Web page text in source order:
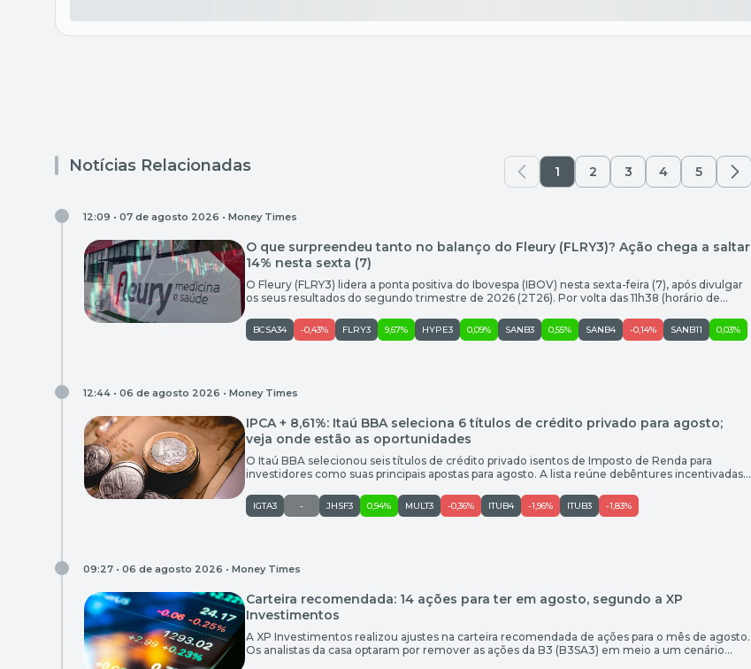
Notícias Relacionadas 1 2 3 4 5
12:09 • 07 de agosto 2026 • Money Times
O que surpreendeu tanto no balanço do Fleury (FLRY3)? Ação chega a saltar
14% nesta sexta (7)
O Fleury (FLRY3) lidera a ponta positiva do Ibovespa (IBOV) nesta sexta-feira (7), após divulgar
os seus resultados do segundo trimestre de 2026 (2T26). Por volta das 11h38 (horário de
19,73). Na avaliação dos analistas, é consenso que o […]
BCSA34 -0,43% FLRY3 9,67% HYPE3 0,09% SANB3 0,55% SANB4 -0,14% SANB11 0,03%
12:44 • 06 de agosto 2026 • Money Times
IPCA + 8,61%: Itaú BBA seleciona 6 títulos de crédito privado para agosto;
veja onde estão as oportunidades
O Itaú BBA selecionou seis títulos de crédito privado isentos de Imposto de Renda para
investidores como suas principais apostas para agosto. A lista reúne debêntures incentivadas,
risco. Entre as escolhas estão papéis de Rede D’Or, JHSF, Multiplan, Brasil Terrenos, Iguatemi
[…]
IGTA3 - JHSF3 0,94% MULT3 -0,36% ITUB4 -1,96% ITUB3 -1,83%
09:27 • 06 de agosto 2026 • Money Times
Carteira recomendada: 14 ações para ter em agosto, segundo a XP
Investimentos
A XP Investimentos realizou ajustes na carteira recomendada de ações para o mês de agosto.
Os analistas da casa optaram por remover as ações da B3 (B3SA3) em meio a um cenário